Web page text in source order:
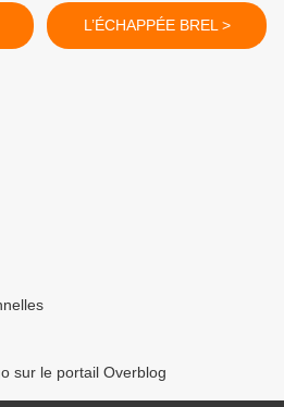
L’ÉCHAPPÉE BREL >
sur le portail Overblog